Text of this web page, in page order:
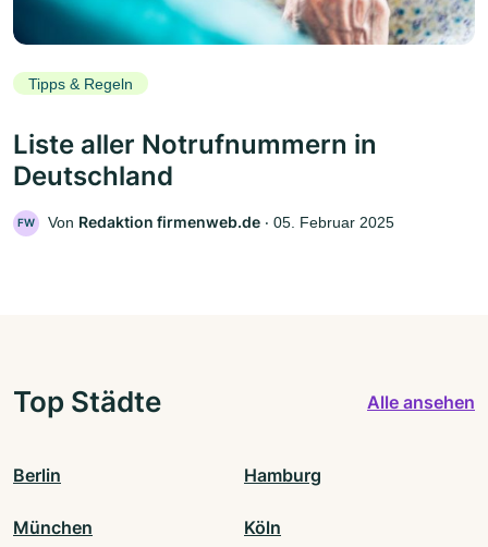
Tipps & Regeln
Liste aller Notrufnummern in
Deutschland
FW Von Redaktion firmenweb.de ‧ 05. Februar 2025
Top Städte Alle ansehen
Berlin Hamburg
München Köln